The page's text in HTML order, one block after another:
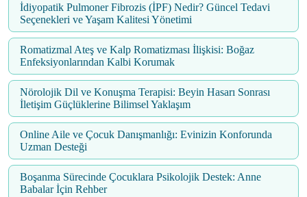
İdiyopatik Pulmoner Fibrozis (İPF) Nedir? Güncel Tedavi
Seçenekleri ve Yaşam Kalitesi Yönetimi
Romatizmal Ateş ve Kalp Romatizması İlişkisi: Boğaz
Enfeksiyonlarından Kalbi Korumak
Nörolojik Dil ve Konuşma Terapisi: Beyin Hasarı Sonrası
İletişim Güçlüklerine Bilimsel Yaklaşım
Online Aile ve Çocuk Danışmanlığı: Evinizin Konforunda
Uzman Desteği
Boşanma Sürecinde Çocuklara Psikolojik Destek: Anne
Babalar İçin Rehber